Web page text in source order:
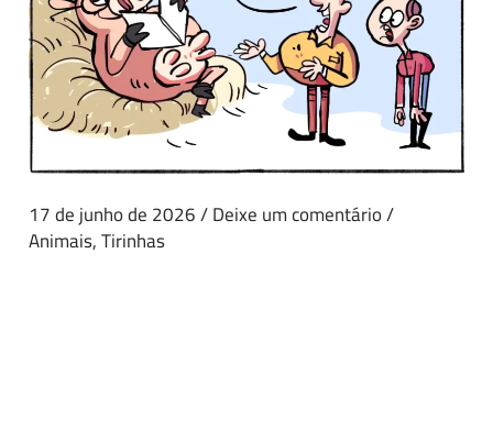
17 de junho de 2026/Deixe um comentário/
Animais,Tirinhas